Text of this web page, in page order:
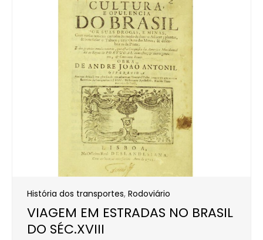
História dos transportes, Rodoviário
VIAGEM EM ESTRADAS NO BRASIL
DO SÉC.XVIII